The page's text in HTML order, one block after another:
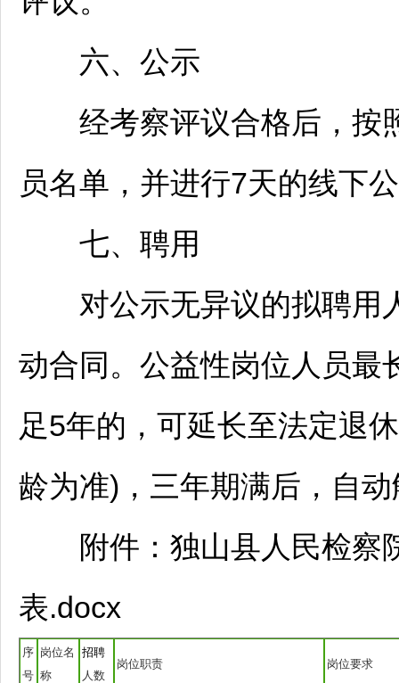
六、公示
经考察评议合格后，按
员名单，并进行7天的线下
七、聘用
对公示无异议的拟聘用
动合同。公益性岗位人员最
足5年的，可延长至法定退
龄为准)，三年期满后，自
附件： 独山县人民检察
表.docx
序
号
岗位名
称
招聘
人数
岗位职责 岗位要求